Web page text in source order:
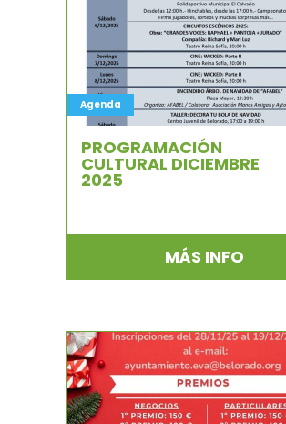
Agenda
PROGRAMACIÓN
CULTURAL DICIEMBRE
2025
MÁS INFO